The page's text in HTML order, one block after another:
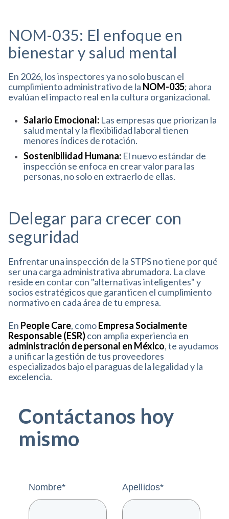
NOM-035: El enfoque en
bienestar y salud mental
En 2026, los inspectores ya no solo buscan el
cumplimiento administrativo de la NOM-035; ahora
evalúan el impacto real en la cultura organizacional.
Salario Emocional: Las empresas que priorizan la
salud mental y la flexibilidad laboral tienen
menores índices de rotación.
Sostenibilidad Humana: El nuevo estándar de
inspección se enfoca en crear valor para las
personas, no solo en extraerlo de ellas.
Delegar para crecer con
seguridad
Enfrentar una inspección de la STPS no tiene por qué
ser una carga administrativa abrumadora. La clave
reside en contar con "alternativas inteligentes" y
socios estratégicos que garanticen el cumplimiento
normativo en cada área de tu empresa.
En People Care, comoEmpresa Socialmente
Responsable (ESR)con amplia experiencia en
administración de personal en México, te ayudamos
a unificar la gestión de tus proveedores
especializados bajo el paraguas de la legalidad y la
excelencia.
Contáctanos hoy
mismo
Nombre* Apellidos*